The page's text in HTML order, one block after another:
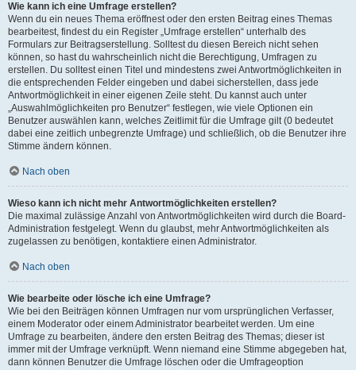
Wie kann ich eine Umfrage erstellen?
Wenn du ein neues Thema eröffnest oder den ersten Beitrag eines Themas
bearbeitest, findest du ein Register „Umfrage erstellen“ unterhalb des
Formulars zur Beitragserstellung. Solltest du diesen Bereich nicht sehen
können, so hast du wahrscheinlich nicht die Berechtigung, Umfragen zu
erstellen. Du solltest einen Titel und mindestens zwei Antwortmöglichkeiten in
die entsprechenden Felder eingeben und dabei sicherstellen, dass jede
Antwortmöglichkeit in einer eigenen Zeile steht. Du kannst auch unter
„Auswahlmöglichkeiten pro Benutzer“ festlegen, wie viele Optionen ein
Benutzer auswählen kann, welches Zeitlimit für die Umfrage gilt (0 bedeutet
dabei eine zeitlich unbegrenzte Umfrage) und schließlich, ob die Benutzer ihre
Stimme ändern können.
Nach oben
Wieso kann ich nicht mehr Antwortmöglichkeiten erstellen?
Die maximal zulässige Anzahl von Antwortmöglichkeiten wird durch die Board-
Administration festgelegt. Wenn du glaubst, mehr Antwortmöglichkeiten als
zugelassen zu benötigen, kontaktiere einen Administrator.
Nach oben
Wie bearbeite oder lösche ich eine Umfrage?
Wie bei den Beiträgen können Umfragen nur vom ursprünglichen Verfasser,
einem Moderator oder einem Administrator bearbeitet werden. Um eine
Umfrage zu bearbeiten, ändere den ersten Beitrag des Themas; dieser ist
immer mit der Umfrage verknüpft. Wenn niemand eine Stimme abgegeben hat,
dann können Benutzer die Umfrage löschen oder die Umfrageoption